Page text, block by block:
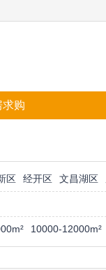
求购
区 经开区 文昌湖区
10000-12000m²